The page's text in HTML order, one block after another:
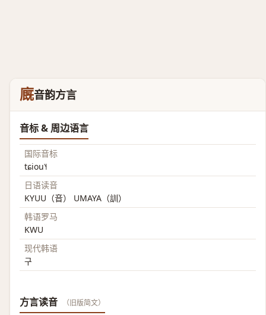
廐音韵方言
音标 & 周边语言
国际音标
tɕiou˥˧
日语读音
KYUU（音） UMAYA（訓）
韩语罗马
KWU
现代韩语
구
方言读音 （旧版简文）